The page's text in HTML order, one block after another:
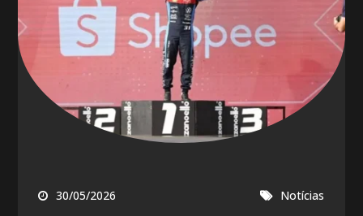
30/05/2026 Notícias